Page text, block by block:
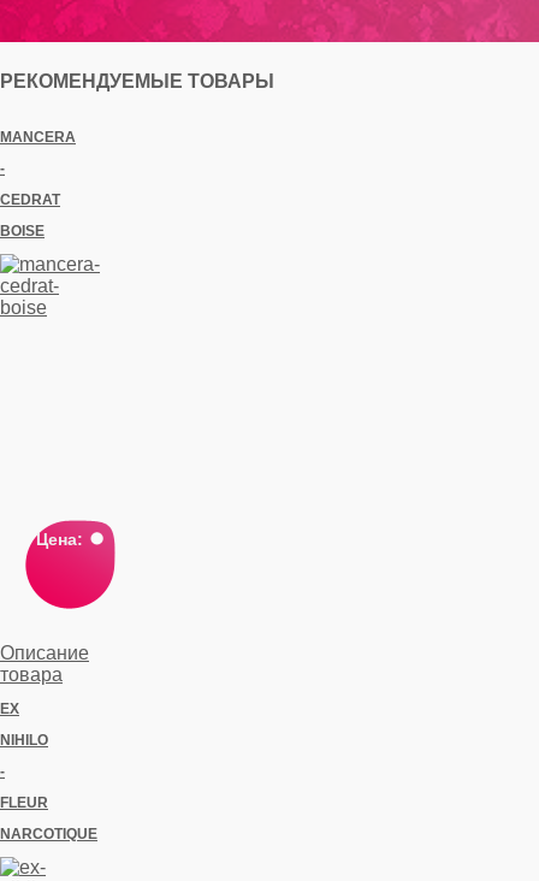
РЕКОМЕНДУЕМЫЕ ТОВАРЫ
MANCERA
-
CEDRAT
BOISE
Цена:
Описание
товара
EX
NIHILO
-
FLEUR
NARCOTIQUE